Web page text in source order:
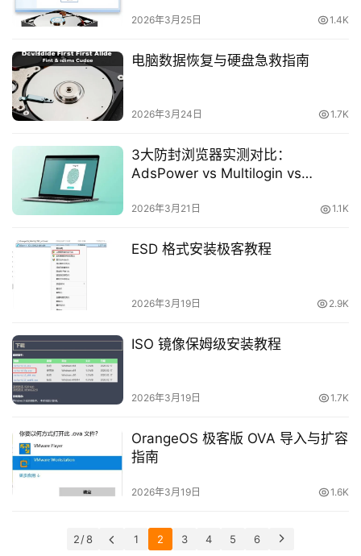
系
统
跨
境
电
系
机
教
程
学
院
登录
2026年3月25日 1.4K
电脑数据恢复与硬盘急救指南
2026年3月24日 1.7K
3大防封浏览器实测对比：
AdsPower vs Multilogin vs
2026年3月21日 1.1K
ESD 格式安装极客教程
2026年3月19日 2.9K
ISO 镜像保姆级安装教程
2026年3月19日 1.7K
OrangeOS 极客版 OVA 导入与扩容
指南
2026年3月19日 1.6K
2 / 8 1 2 3 4 5 6